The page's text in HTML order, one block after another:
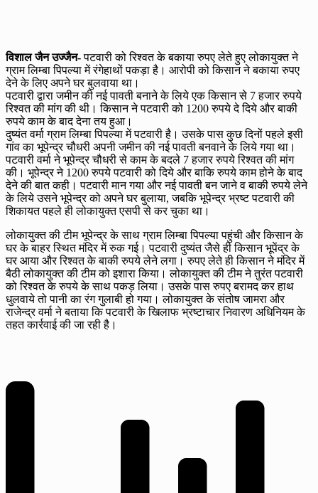
विशाल जैन उज्जैन-पटवारी को रिश्वत के बकाया रुपए लेते हुए लोकायुक्त ने
ग्राम लिम्बा पिपल्या में रंगेहाथों पकड़ा है। आरोपी को किसान ने बकाया रुपए
देने के लिए अपने घर बुलवाया था।
पटवारी द्वारा जमीन की नई पावती बनाने के लिये एक किसान से 7 हजार रुपये
रिश्वत की मांग की थी। किसान ने पटवारी को 1200 रुपये दे दिये और बाकी
रुपये काम के बाद देना तय हुआ।
दुष्यंत वर्मा ग्राम लिम्बा पिपल्या में पटवारी है। उसके पास कुछ दिनों पहले इसी
गांव का भूपेन्द्र चौधरी अपनी जमीन की नई पावती बनवाने के लिये गया था।
पटवारी वर्मा ने भूपेन्द्र चौधरी से काम के बदले 7 हजार रुपये रिश्वत की मांग
की। भूपेन्द्र ने 1200 रुपये पटवारी को दिये और बाकि रुपये काम होने के बाद
देने की बात कही। पटवारी मान गया और नई पावती बन जाने व बाकी रुपये लेने
के लिये उसने भूपेन्द्र को अपने घर बुलाया, जबकि भूपेन्द्र भ्रष्ट पटवारी की
शिकायत पहले ही लोकायुक्त एसपी से कर चुका था।
लोकायुक्त की टीम भूपेन्द्र के साथ ग्राम लिम्बा पिपल्या पहुंची और किसान के
घर के बाहर स्थित मंदिर में रुक गई। पटवारी दुष्यंत जैसे ही किसान भूपेंद्र के
घर आया और रिश्वत के बाकी रुपये लेने लगा। रुपए लेते ही किसान ने मंदिर में
बैठी लोकायुक्त की टीम को इशारा किया। लोकायुक्त की टीम ने तुरंत पटवारी
को रिश्वत के रुपये के साथ पकड़ लिया। उसके पास रुपए बरामद कर हाथ
धुलवाये तो पानी का रंग गुलाबी हो गया। लोकायुक्त के संतोष जामरा और
राजेन्द्र वर्मा ने बताया कि पटवारी के खिलाफ भ्रष्टाचार निवारण अधिनियम के
तहत कार्रवाई की जा रही है।